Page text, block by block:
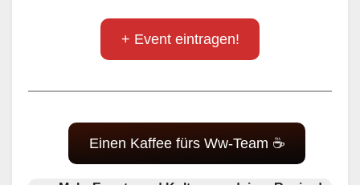
+ Event eintragen!
Einen Kaffee fürs Ww-Team ☕